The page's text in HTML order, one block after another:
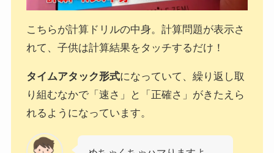
こちらが計算ドリルの中身。計算問題が表示さ
れて、子供は計算結果をタッチするだけ！
タイムアタック形式になっていて、繰り返し取
り組むなかで「速さ」と「正確さ」がきたえら
れるようになっています。